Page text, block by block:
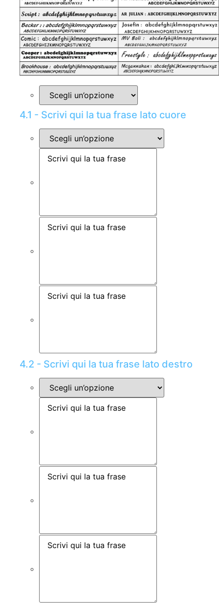
4.1 - Scrivi qui la tua frase lato cuore
4.2 - Scrivi qui la tua frase lato destro